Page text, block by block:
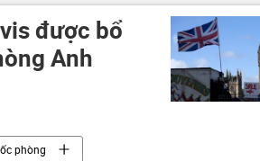
được bổ
Anh
phòng